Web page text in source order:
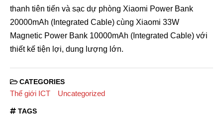
thanh tiên tiến và sạc dự phòng Xiaomi Power Bank
20000mAh (Integrated Cable) cùng Xiaomi 33W
Magnetic Power Bank 10000mAh (Integrated Cable) với
thiết kế tiện lợi, dung lượng lớn.
CATEGORIES
Thế giới ICT Uncategorized
TAGS